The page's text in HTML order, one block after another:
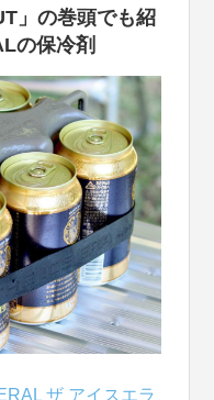
」の巻頭でも紹
の保冷剤
ザ アイスエラ